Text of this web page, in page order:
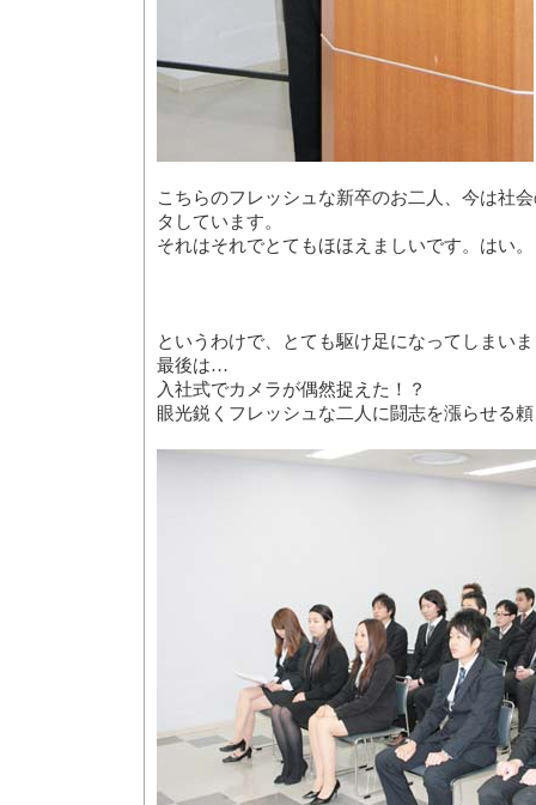
こちらのフレッシュな新卒のお二人、今は社
タしています。
それはそれでとてもほほえましいです。はい。
というわけで、とても駆け足になってしまい
最後は…
入社式でカメラが偶然捉えた！？
眼光鋭くフレッシュな二人に闘志を漲らせる